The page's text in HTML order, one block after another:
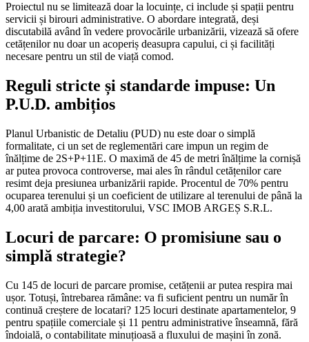
Proiectul nu se limitează doar la locuințe, ci include și spații pentru
servicii și birouri administrative. O abordare integrată, deși
discutabilă având în vedere provocările urbanizării, vizează să ofere
cetățenilor nu doar un acoperiș deasupra capului, ci și facilități
necesare pentru un stil de viață comod.
Reguli stricte și standarde impuse: Un
P.U.D. ambițios
Planul Urbanistic de Detaliu (PUD) nu este doar o simplă
formalitate, ci un set de reglementări care impun un regim de
înălțime de 2S+P+11E. O maximă de 45 de metri înălțime la cornișă
ar putea provoca controverse, mai ales în rândul cetățenilor care
resimt deja presiunea urbanizării rapide. Procentul de 70% pentru
ocuparea terenului și un coeficient de utilizare al terenului de până la
4,00 arată ambiția investitorului, VSC IMOB ARGEȘ S.R.L.
Locuri de parcare: O promisiune sau o
simplă strategie?
Cu 145 de locuri de parcare promise, cetățenii ar putea respira mai
ușor. Totuși, întrebarea rămâne: va fi suficient pentru un număr în
continuă creștere de locatari? 125 locuri destinate apartamentelor, 9
pentru spațiile comerciale și 11 pentru administrative înseamnă, fără
îndoială, o contabilitate minuțioasă a fluxului de mașini în zonă.